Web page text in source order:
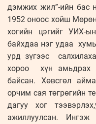
дэмжих жил”-ийн бас
1952 оноос хойш
хогийн цэгийг УИХ-
байхдаа нэг удаа
урд зүгээс
хороо хүн амьдрах
байсан. Хөвсгөл
орчим сая төгрөгийн
дагуу хог
ажиллуулсан.